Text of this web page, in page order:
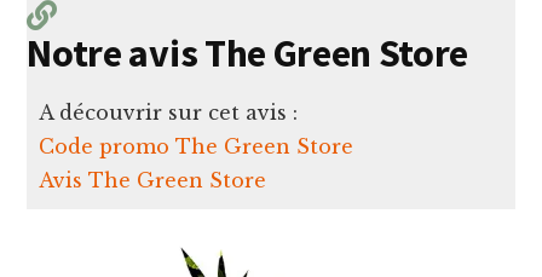
Notre avis The Green Store
A découvrir sur cet avis :
Code promo The Green Store
Avis The Green Store